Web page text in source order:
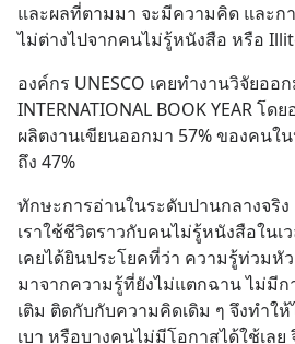
และผลที่ตามมา จะมีความคิด และก
ไม่ต่างไปจากคนไม่รู้หนังสือ หรือ
องค์กร UNESCO เคยทำงานวิจัยออ
INTERNATIONAL BOOK YEAR โ
ผลิตงานเขียนออกมา 57% ของคนใ
ถึง 47%
ทักษะการอ่านในระดับปานกลางจริ
เราใช้ชีวิตราวกับคนไม่รู้หนังสือในเ
เคยได้ยินประโยคที่ว่า ความรู้ท่วมหั
มาจากความรู้ที่ยังไม่แตกฉาน ไม่มีก
เติม ติดกับกับความคิดเดิม ๆ จึงทำใ
เบา หรือบางคนไม่มีโอกาสได้ใช้เลย